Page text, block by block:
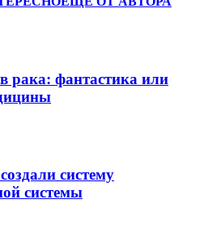
рака: фантастика или
систему
системы